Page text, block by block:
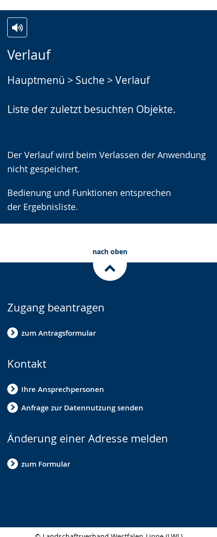
Verlauf
Hauptmenü > Suche > Verlauf
Liste der zuletzt besuchten Objekte.
Der Verlauf wird beim Verlassen der Anwendung
nicht gespeichert.
Bedienung und Funktionen entsprechen
der Ergebnisliste.
Leichten
wechseln.
Audio-
Video
Deutscher
wird
nach oben
Zugang beantragen
zum Antragsformular
Kontakt
Ihre Ansprechpersonen
Anfrage zur Datennutzung senden
Änderung einer Adresse melden
zum Formular